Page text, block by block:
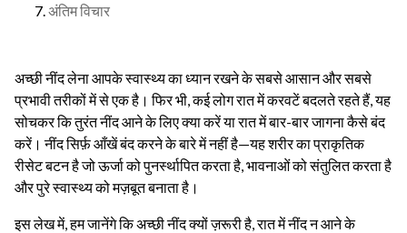
अंतिम विचार
अच्छी नींद लेना आपके स्वास्थ्य का ध्यान रखने के सबसे आसान और सबसे
प्रभावी तरीकों में से एक है। फिर भी, कई लोग रात में करवटें बदलते रहते हैं, यह
सोचकर कि तुरंत नींद आने के लिए क्या करें या रात में बार-बार जागना कैसे बंद
करें। नींद सिर्फ़ आँखें बंद करने के बारे में नहीं है—यह शरीर का प्राकृतिक
रीसेट बटन है जो ऊर्जा को पुनर्स्थापित करता है, भावनाओं को संतुलित करता है
और पुरे स्वास्थ्य को मज़बूत बनाता है।
इस लेख में, हम जानेंगे कि अच्छी नींद क्यों ज़रूरी है, रात में नींद न आने के